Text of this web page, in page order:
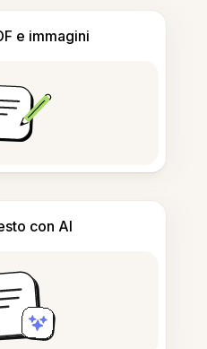
e immagini
con AI